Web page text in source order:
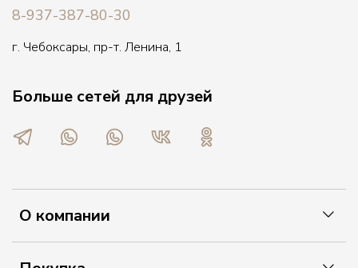
О компании
8-937-387-80-30
г. Чебоксары, пр-т. Ленина, 1
Больше сетей для друзей